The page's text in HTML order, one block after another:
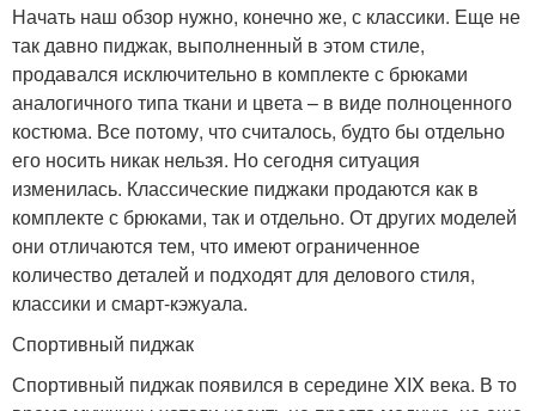
Начать наш обзор нужно, конечно же, с классики. Еще не
так давно пиджак, выполненный в этом стиле,
продавался исключительно в комплекте с брюками
аналогичного типа ткани и цвета – в виде полноценного
костюма. Все потому, что считалось, будто бы отдельно
его носить никак нельзя. Но сегодня ситуация
изменилась. Классические пиджаки продаются как в
комплекте с брюками, так и отдельно. От других моделей
они отличаются тем, что имеют ограниченное
количество деталей и подходят для делового стиля,
классики и смарт-кэжуала.
Спортивный пиджак
Спортивный пиджак появился в середине XIX века. В то